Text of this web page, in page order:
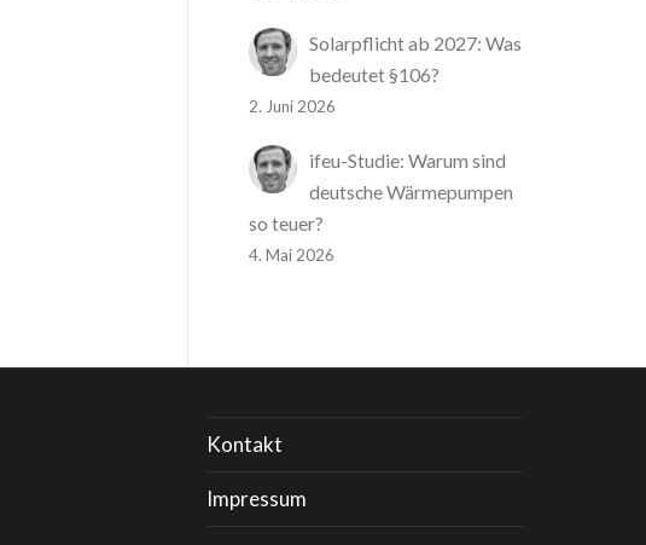
Solarpflicht ab 2027: Was
bedeutet §106?
2. Juni 2026
ifeu-Studie: Warum sind
deutsche Wärmepumpen
so teuer?
4. Mai 2026
Kontakt
Impressum